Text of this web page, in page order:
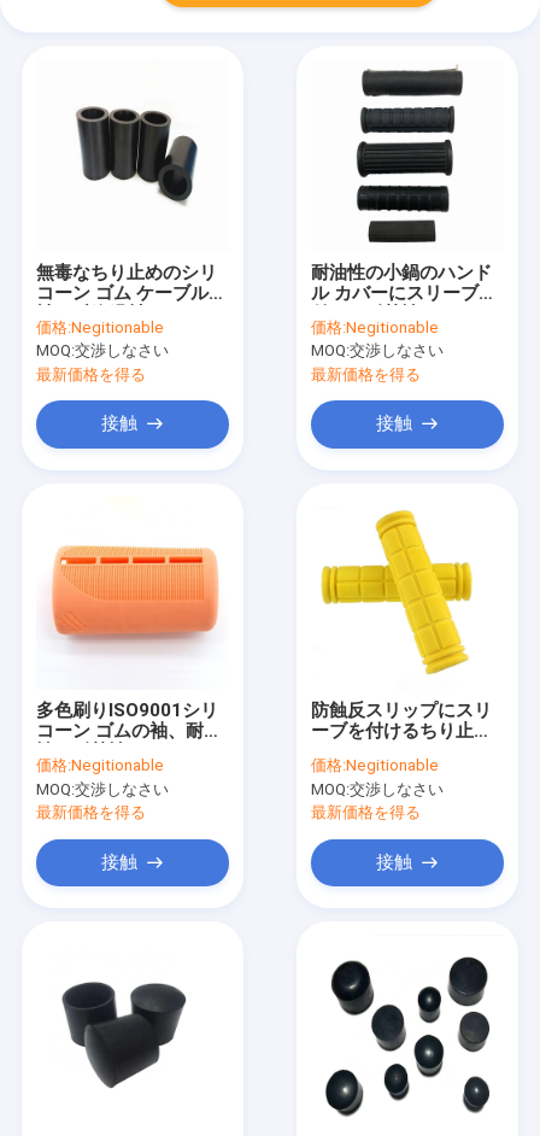
私達について
工場旅行
無毒なちり止めのシリ
コーン ゴム ケーブルの
価格:Negitionable
MOQ:交渉しなさい
最新価格を得る
接触
耐油性の小鍋のハンド
ル カバーにスリーブを
ン ゴム
価格:Negitionable
MOQ:交渉しなさい
最新価格を得る
接触
多色刷りISO9001シリ
コーン ゴムの袖、耐火
の袖
価格:Negitionable
MOQ:交渉しなさい
最新価格を得る
接触
防蝕反スリップにスリ
ーブを付けるちり止め
ン ゴム
価格:Negitionable
MOQ:交渉しなさい
最新価格を得る
接触